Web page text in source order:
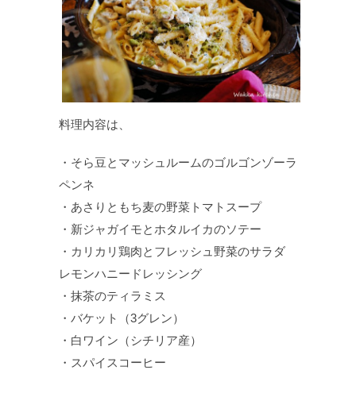
料理内容は、
・そら豆とマッシュルームのゴルゴンゾーラ
ペンネ
・あさりともち麦の野菜トマトスープ
・新ジャガイモとホタルイカのソテー
・カリカリ鶏肉とフレッシュ野菜のサラダ
レモンハニードレッシング
・抹茶のティラミス
・バケット（3グレン）
・白ワイン（シチリア産）
・スパイスコーヒー